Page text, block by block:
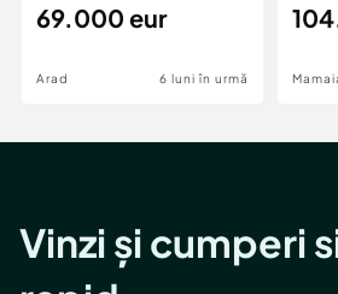
69.000 eur
Arad 6 luni în urmă
Vinzi și cumperi